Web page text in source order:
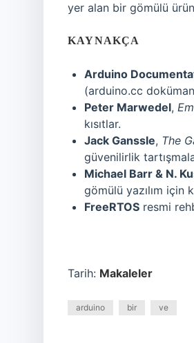
yer alan bir gömülü
KAYNAKÇA
Arduino
(arduino.cc
Peter Marwedel,
kısıtlar.
Jack Ganssle, The
güvenilirlik
Michael Barr & N.
gömülü yazılım için
FreeRTOS resmi
Tarih: Makaleler
arduino bir ve